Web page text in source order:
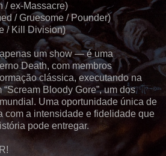
/ ex-Massacre)
/ Gruesome / Pounder)
/ Kill Division)
um show — é uma
Death, com membros
clássica, executando na
Bloody Gore”, um dos
Uma oportunidade única de
com a intensidade e fidelidade que
pode entregar.